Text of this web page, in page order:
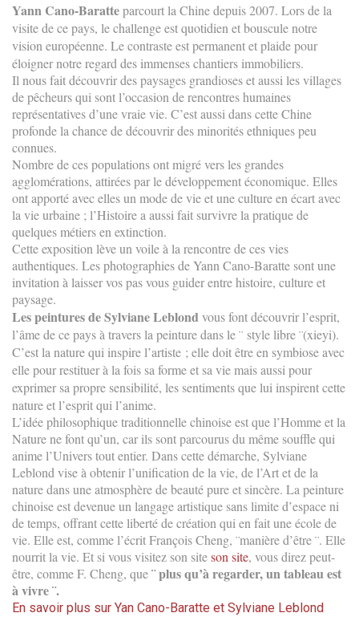
Yann Cano-Baratteparcourt la Chine depuis 2007. Lors de la
visite de ce pays, le challenge est quotidien et bouscule notre
vision européenne. Le contraste est permanent et plaide pour
éloigner notre regard des immenses chantiers immobiliers.
Il nous fait découvrir des paysages grandioses et aussi les villages
de pêcheurs qui sont l’occasion de rencontres humaines
représentatives d’une vraie vie. C’est aussi dans cette Chine
profonde la chance de découvrir des minorités ethniques peu
connues.
Nombre de ces populations ont migré vers les grandes
agglomérations, attirées par le développement économique. Elles
ont apporté avec elles un mode de vie et une culture en écart avec
la vie urbaine ; l’Histoire a aussi fait survivre la pratique de
quelques métiers en extinction.
Cette exposition lève un voile à la rencontre de ces vies
authentiques. Les photographies de Yann Cano-Baratte sont une
invitation à laisser vos pas vous guider entre histoire, culture et
paysage.
Les peintures de Sylviane Leblondvous font découvrir l’esprit,
l’âme de ce pays à travers la peinture dans le ¨ style libre ¨(xieyi).
C’est la nature qui inspire l’artiste ; elle doit être en symbiose avec
elle pour restituer à la fois sa forme et sa vie mais aussi pour
exprimer sa propre sensibilité, les sentiments que lui inspirent cette
nature et l’esprit qui l’anime.
L’idée philosophique traditionnelle chinoise est que l’Homme et la
Nature ne font qu’un, car ils sont parcourus du même souffle qui
anime l’Univers tout entier. Dans cette démarche, Sylviane
Leblond vise à obtenir l’unification de la vie, de l’Art et de la
nature dans une atmosphère de beauté pure et sincère. La peinture
chinoise est devenue un langage artistique sans limite d’espace ni
de temps, offrant cette liberté de création qui en fait une école de
vie. Elle est, comme l’écrit François Cheng, ¨manière d’être ¨. Elle
nourrit la vie. Et si vous visitez son siteson site, vous direz peut-
être, comme F. Cheng, que¨ plus qu’à regarder, un tableau est
à vivre ¨.
En savoir plus sur Yan Cano-Baratte et Sylviane Leblond